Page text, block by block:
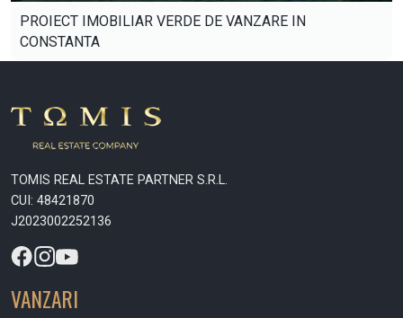
PROIECT IMOBILIAR VERDE DE VANZARE IN
CONSTANTA
TOMIS REAL ESTATE PARTNER S.R.L.
CUI: 48421870
J2023002252136
VANZARI